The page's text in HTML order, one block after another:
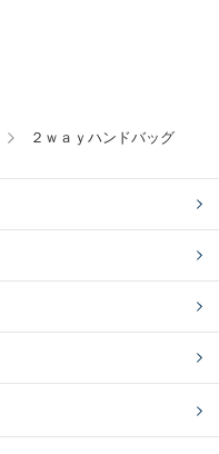
２ｗａｙハンドバッグ